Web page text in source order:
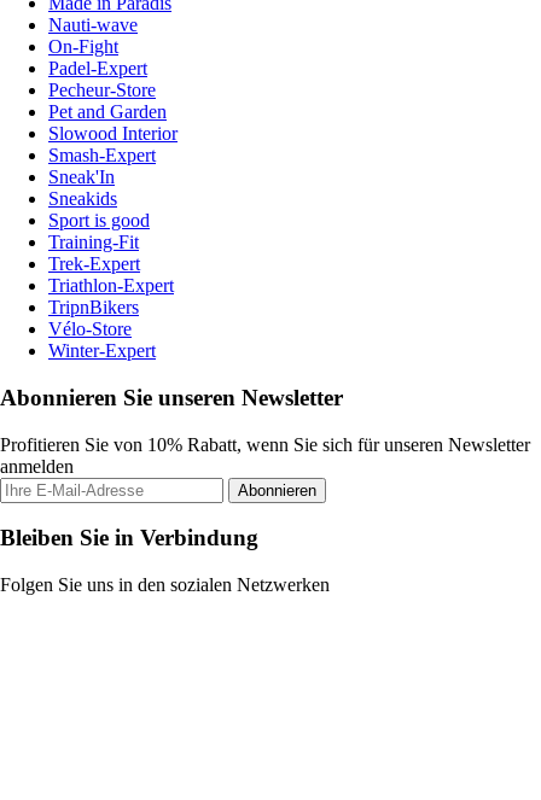
Nauti-wave
On-Fight
Padel-Expert
Pecheur-Store
Pet and Garden
Slowood Interior
Smash-Expert
Sneak'In
Sneakids
Sport is good
Training-Fit
Trek-Expert
Triathlon-Expert
TripnBikers
Vélo-Store
Winter-Expert
Abonnieren Sie unseren Newsletter
Profitieren Sie von 10% Rabatt, wenn Sie sich für unseren Newsletter
anmelden
Abonnieren
Bleiben Sie in Verbindung
Folgen Sie uns in den sozialen Netzwerken